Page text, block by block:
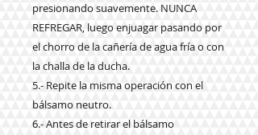
presionando suavemente. NUNCA
REFREGAR, luego enjuagar pasando por
el chorro de la cañería de agua fría o con
la challa de la ducha.
5.- Repite la misma operación con el
bálsamo neutro.
6.- Antes de retirar el bálsamo